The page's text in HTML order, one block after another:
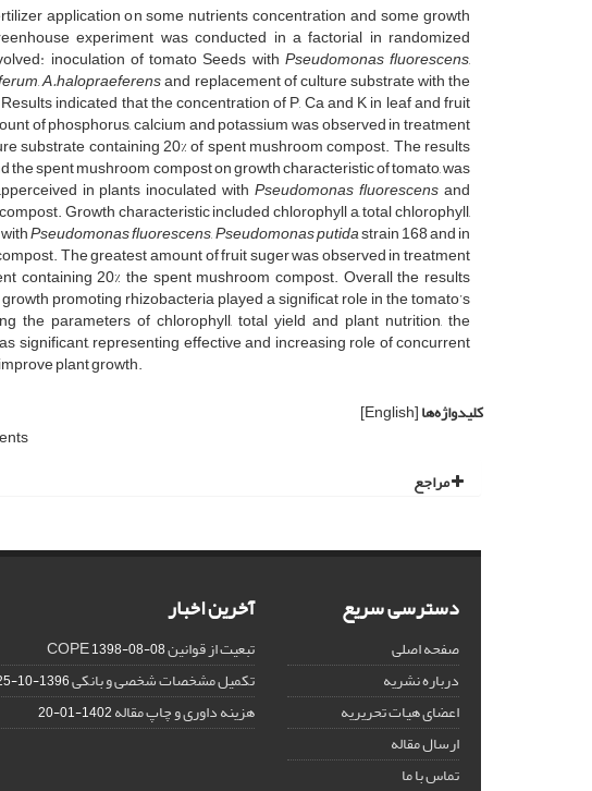
application on some nutrients concentration and some growth
experiment was conducted in a factorial in randomized
inoculation of tomato Seeds with Pseudomonas fluorescens,
,A.halopraeferensand replacement of culture substrate with the
indicated that the concentration of P, Ca and K in leaf and fruit
of phosphorus, calcium and potassium was observed in treatment
substrate containing 20% of spent mushroom compost. The results
spent mushroom compost on growth characteristic of tomato, was
in plants inoculated withPseudomonas fluorescensand
Growth characteristic included chlorophyll a, total chlorophyll,
Pseudomonas fluorescens,Pseudomonas putidastrain 168 and in
The greatest amount of fruit suger was observed in treatment
containing 20% the spent mushroom compost. Overall the results
promoting rhizobacteria played a significat role in the tomato’s
the parameters of chlorophyll, total yield and plant nutrition, the
significant, representing effective and increasing role of concurrent
plant growth.
کلیدواژه‌ها[English]
مراجع
دسترسی سریع
صفحه اصلی
درباره نشریه
اعضای هیات تحریریه
ارسال مقاله
تماس با ما
آخرین اخبار
تبعیت از قوانین COPE1398-08-08
تکمیل مشخصات شخصی و بانکی1396-10-25
هزینه داوری و چاپ مقاله1402-01-20